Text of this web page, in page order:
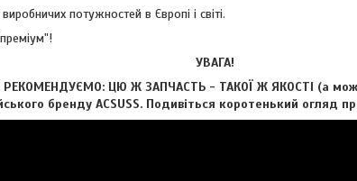
потужностей в Європі і світі.
УВАГА!
ЦЮ Ж ЗАПЧАСТЬ - ТАКОЇ Ж ЯКОСТІ (а
бренду ACSUSS. Подивіться коротенький огляд